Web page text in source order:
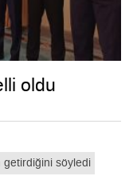
getirdiğini söyledi
oldu